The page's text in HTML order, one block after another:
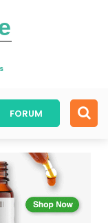
FORUM